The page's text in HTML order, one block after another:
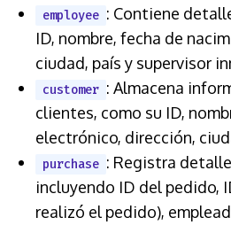
employee : Contiene
ID, nombre, fecha de
ciudad, país y supervisor
customer : Almacena
clientes, como su ID,
electrónico, dirección,
purchase : Registra
incluyendo ID del pedido,
realizó el pedido),